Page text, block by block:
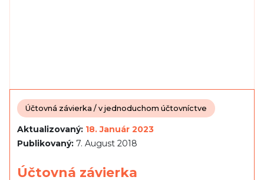
Účtovná závierka / v jednoduchom účtovníctve
Aktualizovaný: 18. Január 2023
Publikovaný: 7. August 2018
Účtovná závierka